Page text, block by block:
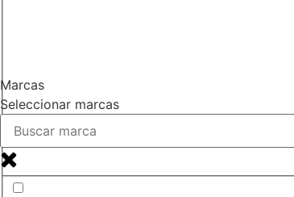
Marcas
Seleccionar marcas